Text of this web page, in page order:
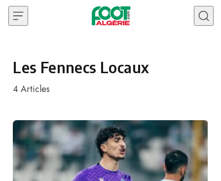
Skip to content
Les Fennecs Locaux
4 Articles